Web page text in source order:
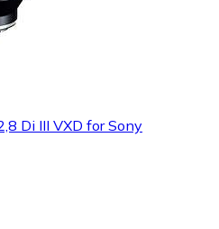
Di III VXD for Sony